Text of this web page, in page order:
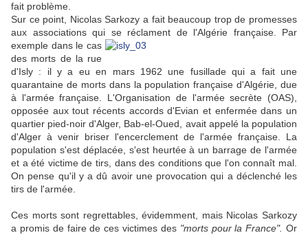
fait problème.
Sur ce point, Nicolas Sarkozy a fait beaucoup trop de promesses
aux associations qui se réclament del'Algérie française. Par
exemple dans le cas
des morts de la rue
d'Isly : il y a eu en mars 1962 une fusillade qui a fait une
quarantaine de morts dans la population française d'Algérie, due
à l'armée française. L'Organisation de l'armée secrète (OAS),
opposée aux tout récents accords d'Evian et enfermée dans un
quartier pied-noir d'Alger, Bab-el-Oued, avait appelé la population
d'Alger à venir briser l'encerclement de l'armée française. La
population s'est déplacée, s'est heurtée à un barrage de l'armée
et a été victime de tirs, dans des conditions que l'on connaît mal.
On pense qu'il y a dû avoir une provocation qui a déclenché les
tirs de l'armée.
Ces morts sont regrettables, évidemment, mais Nicolas Sarkozy
a promis de faire de ces victimes des"morts pour la France".Or